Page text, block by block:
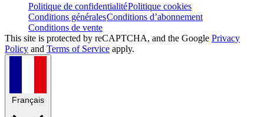
Politique de confidentialitéPolitique cookies
Conditions généralesConditions d’abonnement
Conditions de vente
This site is protected by reCAPTCHA, and the Google Privacy
Policy and Terms of Service apply.
Français